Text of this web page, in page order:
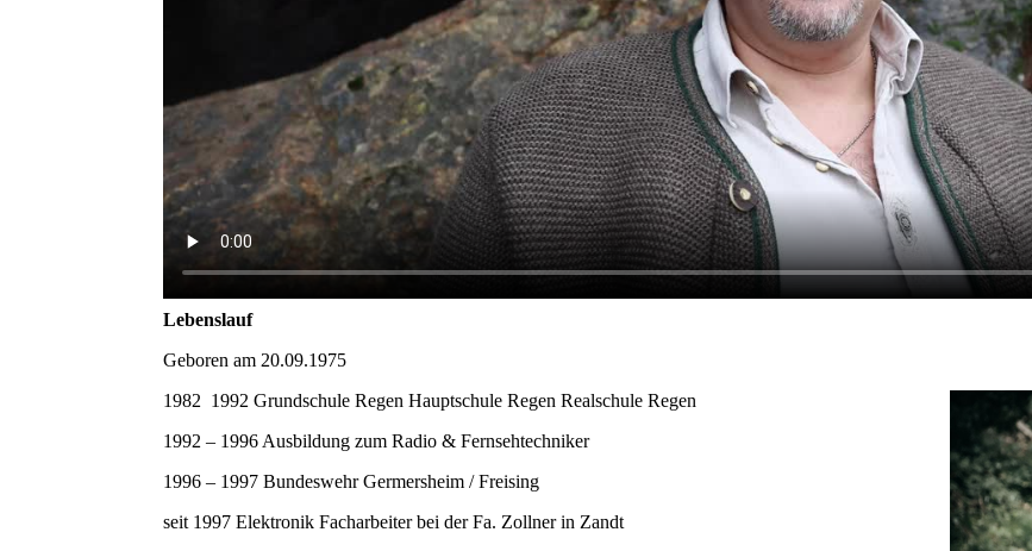
Lebenslauf
Geboren am 20.09.1975
1982 1992 Grundschule Regen Hauptschule Regen Realschule Regen
1992 – 1996 Ausbildung zum Radio & Fernsehtechniker
1996 – 1997 Bundeswehr Germersheim / Freising
seit 1997 Elektronik Facharbeiter bei der Fa. Zollner in Zandt